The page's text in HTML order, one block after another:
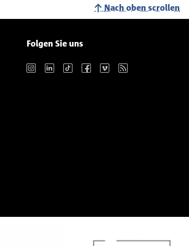
Nach oben scrollen
Folgen Sie uns
Instagram LinkedIn TikTok Facebook Vimeo RSS